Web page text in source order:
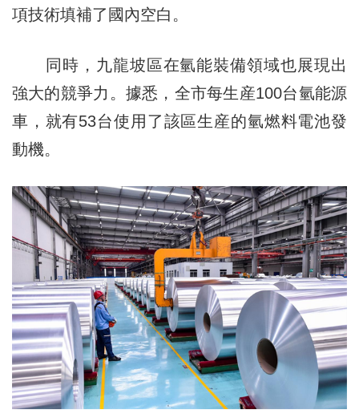
項技術填補了國內空白。
同時，九龍坡區在氫能裝備領域也展現出
強大的競爭力。據悉，全市每生産100台氫能源
車，就有53台使用了該區生産的氫燃料電池發
動機。